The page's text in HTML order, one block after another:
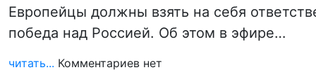
Европейцы должны взять на себя
победа над Россией. Об этом в эфире…
читать... Комментариев нет